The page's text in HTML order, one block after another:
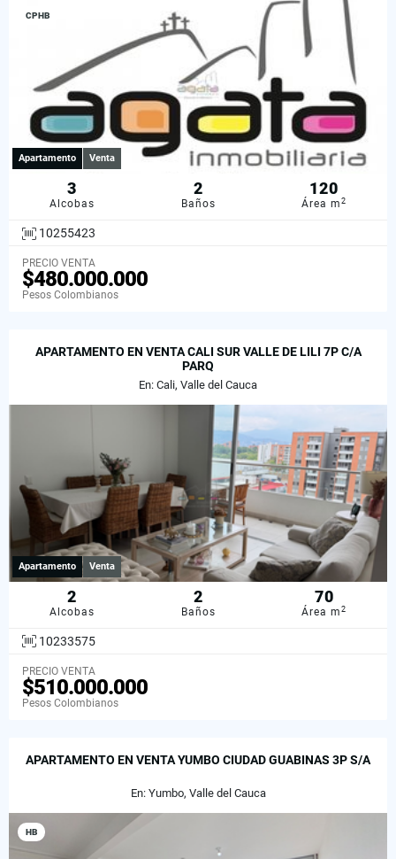
CPHB
Apartamento Venta
3
Alcobas
2
Baños
120
Área m2
10255423
PRECIO VENTA
$480.000.000
Pesos Colombianos
APARTAMENTO EN VENTA CALI SUR VALLE DE LILI 7P C/A
PARQ
En: Cali, Valle del Cauca
Apartamento Venta
2
Alcobas
2
Baños
70
Área m2
10233575
PRECIO VENTA
$510.000.000
Pesos Colombianos
APARTAMENTO EN VENTA YUMBO CIUDAD GUABINAS 3P S/A
En: Yumbo, Valle del Cauca
HB